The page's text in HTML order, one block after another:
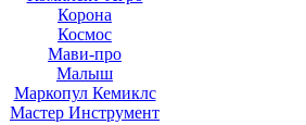
Корона
Космос
Мави-про
Малыш
Маркопул Кемиклс
Мастер Инструмент